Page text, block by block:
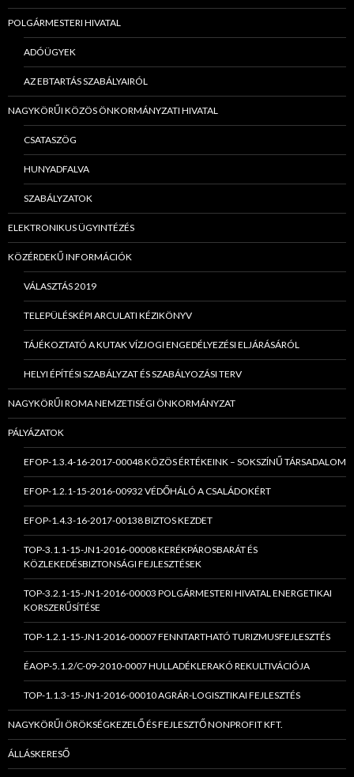
POLGÁRMESTERI HIVATAL
ADÓÜGYEK
AZ EBTARTÁS SZABÁLYAIRÓL
NAGYKÖRŰI KÖZÖS ÖNKORMÁNYZATI HIVATAL
CSATASZÖG
HUNYADFALVA
SZABÁLYZATOK
ELEKTRONIKUS ÜGYINTÉZÉS
KÖZÉRDEKŰ INFORMÁCIÓK
VÁLASZTÁS 2019
TELEPÜLÉSKÉPI ARCULATI KÉZIKÖNYV
TÁJÉKOZTATÓ A KUTAK VÍZJOGI ENGEDÉLYEZÉSI ELJÁRÁSÁRÓL
HELYI ÉPÍTÉSI SZABÁLYZAT ÉS SZABÁLYOZÁSI TERV
NAGYKÖRŰI ROMA NEMZETISÉGI ÖNKORMÁNYZAT
PÁLYÁZATOK
EFOP-1.3.4-16-2017-00048 KÖZÖS ÉRTÉKEINK – SOKSZÍNŰ TÁRSADALOM
EFOP-1.2.1-15-2016-00932 VÉDŐHÁLÓ A CSALÁDOKÉRT
EFOP-1.4.3-16-2017-00138 BIZTOS KEZDET
TOP-3.1.1-15-JN1-2016-00008 KERÉKPÁROSBARÁT ÉS
KÖZLEKEDÉSBIZTONSÁGI FEJLESZTÉSEK
TOP-3.2.1-15-JN1-2016-00003 POLGÁRMESTERI HIVATAL ENERGETIKAI
KORSZERŰSÍTÉSE
TOP-1.2.1-15-JN1-2016-00007 FENNTARTHATÓ TURIZMUSFEJLESZTÉS
ÉAOP-5.1.2/C-09-2010-0007 HULLADÉKLERAKÓ REKULTIVÁCIÓJA
TOP-1.1.3-15-JN1-2016-00010 AGRÁR-LOGISZTIKAI FEJLESZTÉS
NAGYKÖRŰI ÖRÖKSÉGKEZELŐ ÉS FEJLESZTŐ NONPROFIT KFT.
ÁLLÁSKERESŐ